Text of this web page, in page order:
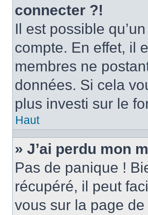
connecter ?!
Il est possible
compte. En effet, il
membres ne
données. Si cela
plus investi sur le
Haut
» J’ai perdu mon
Pas de panique !
récupéré, il peut
vous sur la page